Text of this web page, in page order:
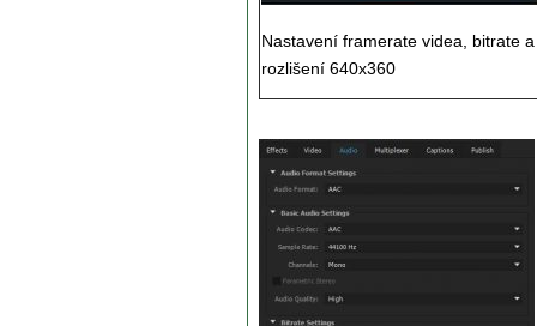
Nastavení framerate videa, bitrate a
rozlišení 640x360